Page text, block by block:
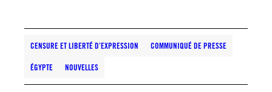
CENSURE ET LIBERTÉ D’EXPRESSION COMMUNIQUÉ DE PRESSE
ÉGYPTE NOUVELLES